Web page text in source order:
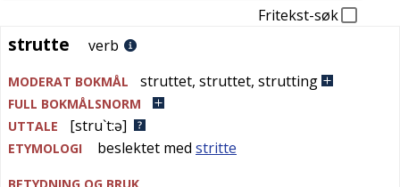
Fritekst-søk
strutte
strutte verb
MODERAT BOKMÅL struttet, struttet, strutting
FULL BOKMÅLSNORM
UTTALE
[stru`t:ə]
ETYMOLOGI beslektet med stritte